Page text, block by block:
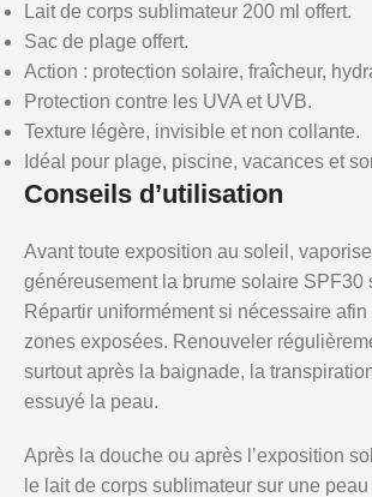
Lait de corps sublimateur 200 ml offert.
Sac de plage offert.
Action : protection solaire, fraîcheur,
Protection contre les UVA et UVB.
Texture légère, invisible et non collante.
Idéal pour plage, piscine, vacances et
Conseils d’utilisation
Avant toute exposition au soleil,
généreusement la brume solaire SPF30
Répartir uniformément si nécessaire
zones exposées. Renouveler
surtout après la baignade, la
essuyé la peau.
Après la douche ou après l’exposition
le lait de corps sublimateur sur une